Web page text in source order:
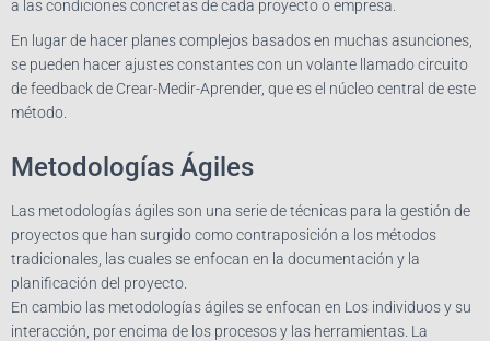
a las condiciones concretas de cada proyecto o empresa.
En lugar de hacer planes complejos basados en muchas asunciones,
se pueden hacer ajustes constantes con un volante llamado circuito
de feedback de Crear-Medir-Aprender, que es el núcleo central de este
método.
Metodologías Ágiles
Las metodologías ágiles son una serie de técnicas para la gestión de
proyectos que han surgido como contraposición a los métodos
tradicionales, las cuales se enfocan en la documentación y la
planificación del proyecto.
En cambio las metodologías ágiles se enfocan en Los individuos y su
interacción, por encima de los procesos y las herramientas. La